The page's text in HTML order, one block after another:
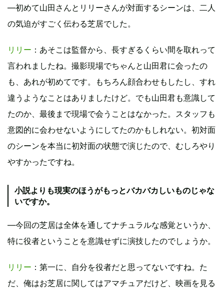
―初めて山田さんとリリーさんが対面するシーンは、二人
の気迫がすごく伝わる芝居でした。
リリー ：あそこは監督から、長すぎるくらい間を取れって
言われましたね。撮影現場でちゃんと山田君に会ったの
も、あれが初めてです。もちろん顔合わせもしたし、すれ
違うようなことはありましたけど。でも山田君も意識して
たのか、最後まで現場で会うことはなかった。スタッフも
意図的に会わせないようにしてたのかもしれない。初対面
のシーンを本当に初対面の状態で演じたので、むしろやり
やすかったですね。
小説よりも現実のほうがもっとバカバカしいものじゃな
いですか。
―今回の芝居は全体を通してナチュラルな感覚というか、
特に役者ということを意識せずに演技したのでしょうか。
リリー ：第一に、自分を役者だと思ってないですね。た
だ、俺はお芝居に関してはアマチュアだけど、映画を見る